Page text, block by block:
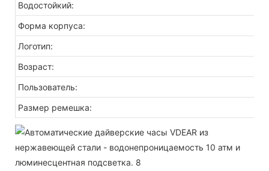
Водостойкий:
Форма корпуса:
Логотип:
Возраст:
Пользователь:
Размер ремешка: